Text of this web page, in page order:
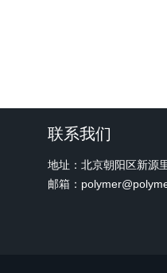
联系我们
地址：北京朝阳区新源
邮箱：